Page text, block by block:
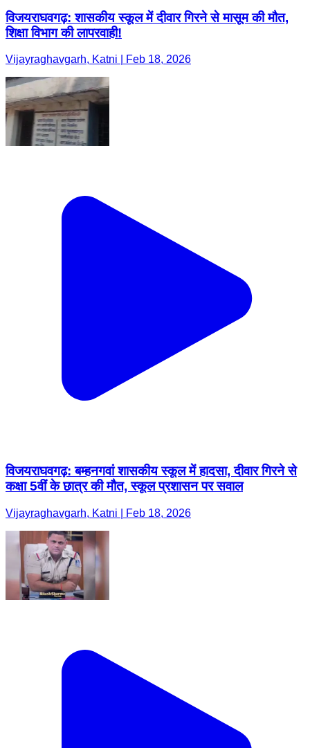
विजयराघवगढ़: शासकीय स्कूल में दीवार गिरने से मासूम की मौत,
शिक्षा विभाग की लापरवाही!
Vijayraghavgarh, Katni | Feb 18, 2026
विजयराघवगढ़: बम्हनगवां शासकीय स्कूल में हादसा, दीवार गिरने से
कक्षा 5वीं के छात्र की मौत, स्कूल प्रशासन पर सवाल
Vijayraghavgarh, Katni | Feb 18, 2026